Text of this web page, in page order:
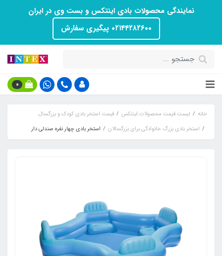
نمایندگی محصولات بادی اینتکس و بست وی در ایران
۰۲۱۴۴۲۸۲۶۰۰ پیگیری سفارش
0
خانه لیست قیمت محصولات اینتکس
قیمت استخر بادی کودک و بزرگسال
استخر بادی بزرگ خانوادگی برای بزرگسالان
استخر بادی چهار نفره صندلی دار